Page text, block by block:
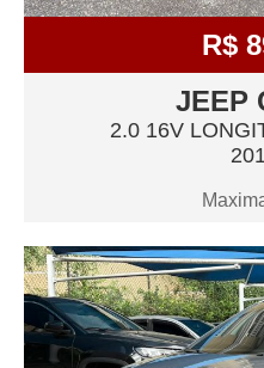
R$
JEEP
2.0 16V